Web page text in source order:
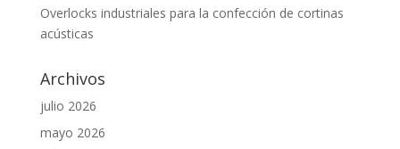
Overlocks industriales para la confección de cortinas
acústicas
Archivos
julio 2026
mayo 2026